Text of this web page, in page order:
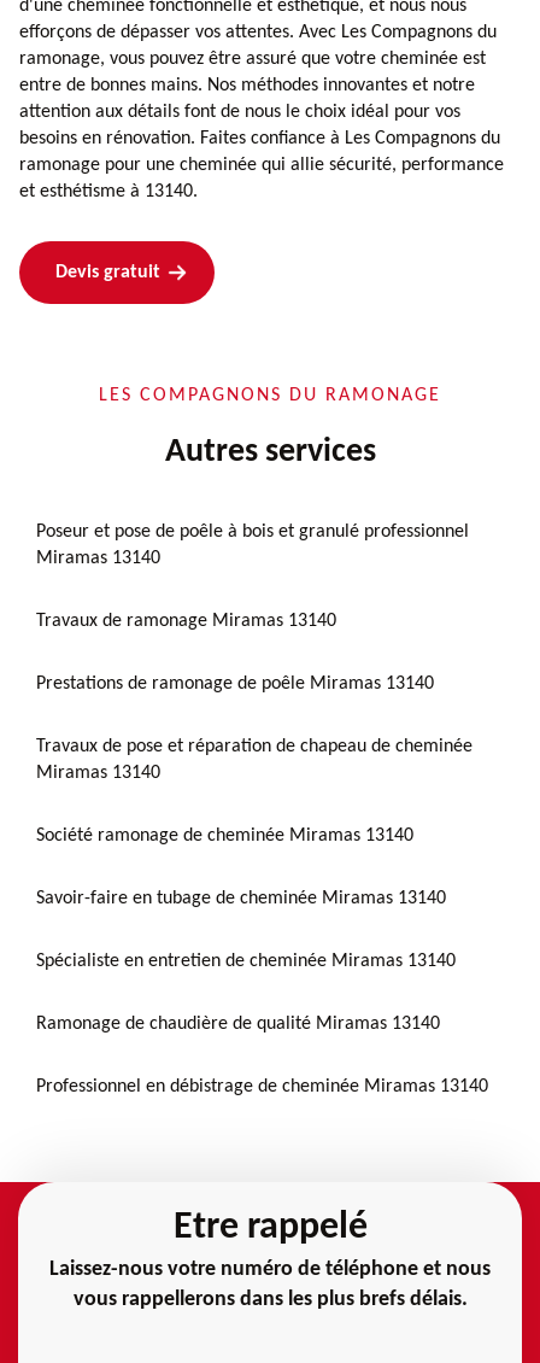
d'une cheminée fonctionnelle et esthétique, et nous nous
efforçons de dépasser vos attentes. Avec Les Compagnons du
ramonage, vous pouvez être assuré que votre cheminée est
entre de bonnes mains. Nos méthodes innovantes et notre
attention aux détails font de nous le choix idéal pour vos
besoins en rénovation. Faites confiance à Les Compagnons du
ramonage pour une cheminée qui allie sécurité, performance
et esthétisme à 13140.
Devis gratuit
LES COMPAGNONS DU RAMONAGE
Autres services
Poseur et pose de poêle à bois et granulé professionnel
Miramas 13140
Travaux de ramonage Miramas 13140
Prestations de ramonage de poêle Miramas 13140
Travaux de pose et réparation de chapeau de cheminée
Miramas 13140
Société ramonage de cheminée Miramas 13140
Savoir-faire en tubage de cheminée Miramas 13140
Spécialiste en entretien de cheminée Miramas 13140
Ramonage de chaudière de qualité Miramas 13140
Professionnel en débistrage de cheminée Miramas 13140
Etre rappelé
Laissez-nous votre numéro de téléphone et nous
vous rappellerons dans les plus brefs délais.